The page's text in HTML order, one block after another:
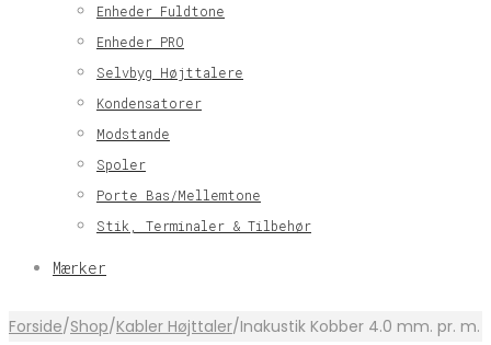
Enheder Fuldtone
Enheder PRO
Selvbyg Højttalere
Kondensatorer
Modstande
Spoler
Porte Bas/Mellemtone
Stik, Terminaler & Tilbehør
Mærker
Forside/Shop/Kabler Højttaler/Inakustik Kobber 4.0 mm. pr. m.